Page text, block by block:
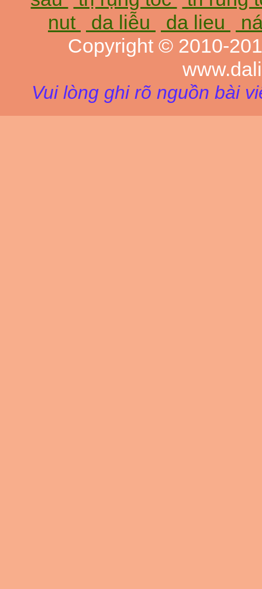
nut
da liễu da lieu
Copyright © 2010-
Vui lòng ghi rõ nguồn bài